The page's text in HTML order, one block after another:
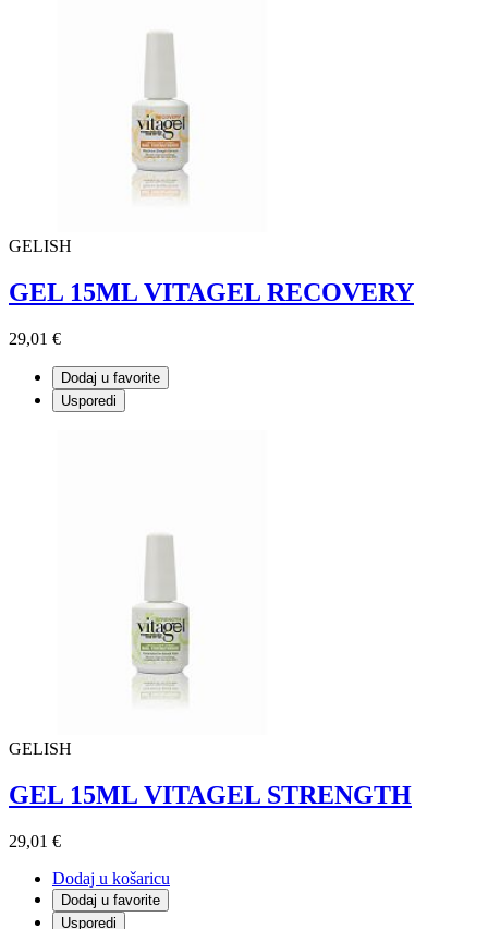
GELISH
GEL 15ML VITAGEL RECOVERY
29,01 €
Dodaj u favorite
Usporedi
GELISH
GEL 15ML VITAGEL STRENGTH
29,01 €
Dodaj u košaricu
Dodaj u favorite
Usporedi